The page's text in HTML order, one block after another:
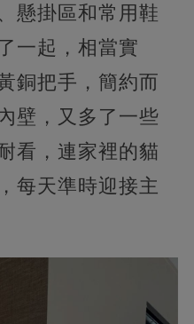
懸掛區和常用鞋
一起，相當實
銅把手，簡約而
壁，又多了一些
看，連家裡的貓
每天準時迎接主